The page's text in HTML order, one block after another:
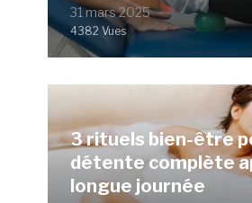
31 mars 2025
4382 Vues
3 rituels bien-être
détente complète
longue journée